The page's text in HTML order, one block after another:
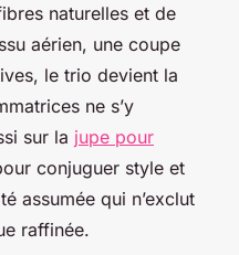
naturelles et de
aérien, une coupe
le trio devient la
ne s’y
sur la jupe pour
conjuguer style et
assumée qui n’exclut
raffinée.